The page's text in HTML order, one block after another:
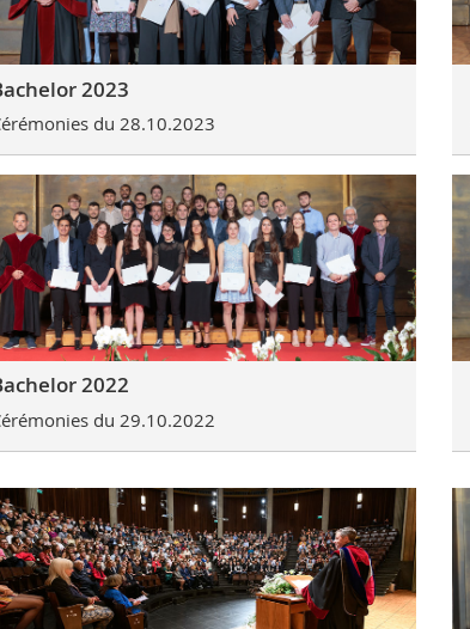
2023
du 28.10.2023
2022
du 29.10.2022